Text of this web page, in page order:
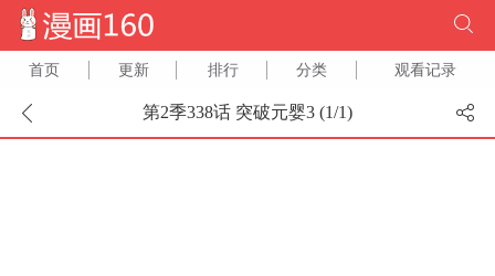
首页 更新 排行 分类 观看记录
第2季338话 突破元婴3 (1/1)